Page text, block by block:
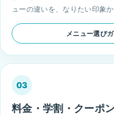
ューの違いを、なりたい印象
メニュー選び
03
料金・学割・クーポ